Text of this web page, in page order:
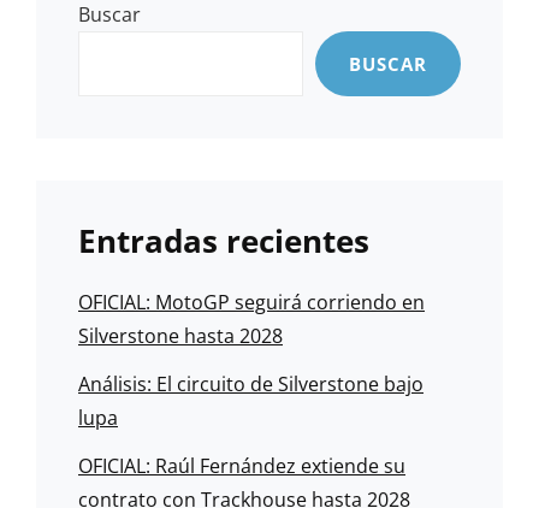
Buscar
BUSCAR
Entradas recientes
OFICIAL: MotoGP seguirá corriendo en
Silverstone hasta 2028
Análisis: El circuito de Silverstone bajo
lupa
OFICIAL: Raúl Fernández extiende su
contrato con Trackhouse hasta 2028